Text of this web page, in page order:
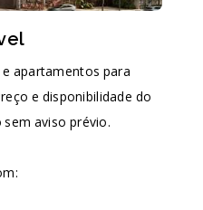
apartamentos para
e disponibilidade do
aviso prévio.